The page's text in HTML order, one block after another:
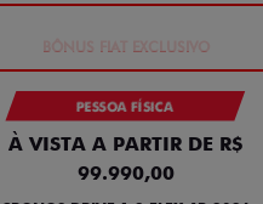
PESSOA FÍSICA
À VISTA A PARTIR DE R$
99.990,00